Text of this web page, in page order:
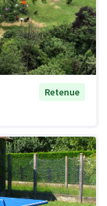
Retenue